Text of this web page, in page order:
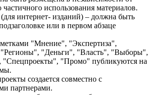
использования материалов.
интернет- изданий) – должна быть
или в первом абзаце
"Мнение", "Экспертиза",
"Регионы", "Деньги", "Власть", "Выборы",
"Спецпроекты", "Промо" публикуются на
создается совместно с
партнерами.